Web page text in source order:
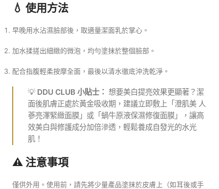
💧 使用方法
早晚用水沾濕臉部後，取適量潔面乳於掌心。
加水揉搓出細緻的微泡，均勻塗抹於整個臉部。
配合指腹輕柔按摩全面，最後以清水徹底沖洗乾淨。
💡 DDU CLUB 小貼士： 想要美白提亮效果更顯著？潔
面後肌膚正處於黃金吸收期，建議立即敷上「澄肌美 人
蔘亮澤緊緻面膜」或「蝸牛原液保濕修復面膜」，讓高
效美白與修護成分加倍滲透，輕鬆養成自發光的水光
肌！
⚠️ 注意事項
僅供外用。使用前，請先將少量產品塗抹於皮膚上（如耳後或手